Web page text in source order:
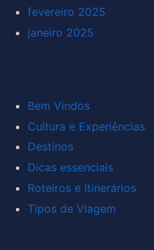
fevereiro 2025
janeiro 2025
Bem Vindos
Cultura e Experiências
Destinos
Dicas essenciais
Roteiros e Itinerários
Tipos de Viagem